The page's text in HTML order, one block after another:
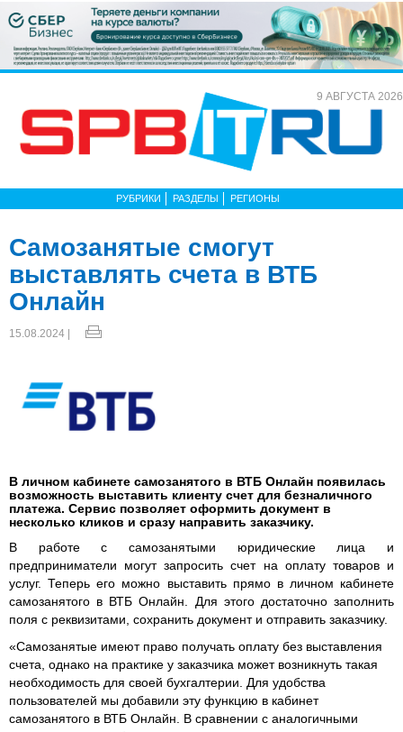
9 АВГУСТА 2026
РУБРИКИ РАЗДЕЛЫ РЕГИОНЫ
Самозанятые смогут
выставлять счета в ВТБ
Онлайн
15.08.2024 |
В личном кабинете самозанятого в ВТБ Онлайн появилась
возможность выставить клиенту счет для безналичного
платежа. Сервис позволяет оформить документ в
несколько кликов и сразу направить заказчику.
В работе с самозанятыми юридические лица и
предприниматели могут запросить счет на оплату товаров и
услуг. Теперь его можно выставить прямо в личном кабинете
самозанятого в ВТБ Онлайн. Для этого достаточно заполнить
поля с реквизитами, сохранить документ и отправить заказчику.
«Самозанятые имеют право получать оплату без выставления
счета, однако на практике у заказчика может возникнуть такая
необходимость для своей бухгалтерии. Для удобства
пользователей мы добавили эту функцию в кабинет
самозанятого в ВТБ Онлайн. В сравнении с аналогичными